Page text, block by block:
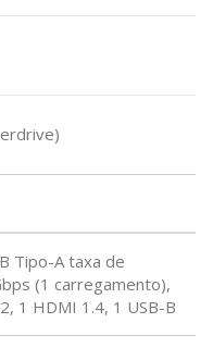
Tipo-A taxa de
(1 carregamento),
1 HDMI 1.4, 1 USB-B